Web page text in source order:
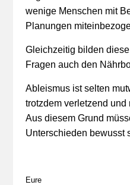
wenige Menschen mit
Planungen
Gleichzeitig bilden
Fragen auch den
Ableismus ist selten
trotzdem verletzend
Aus diesem Grund
Unterschieden bewusst
Eure